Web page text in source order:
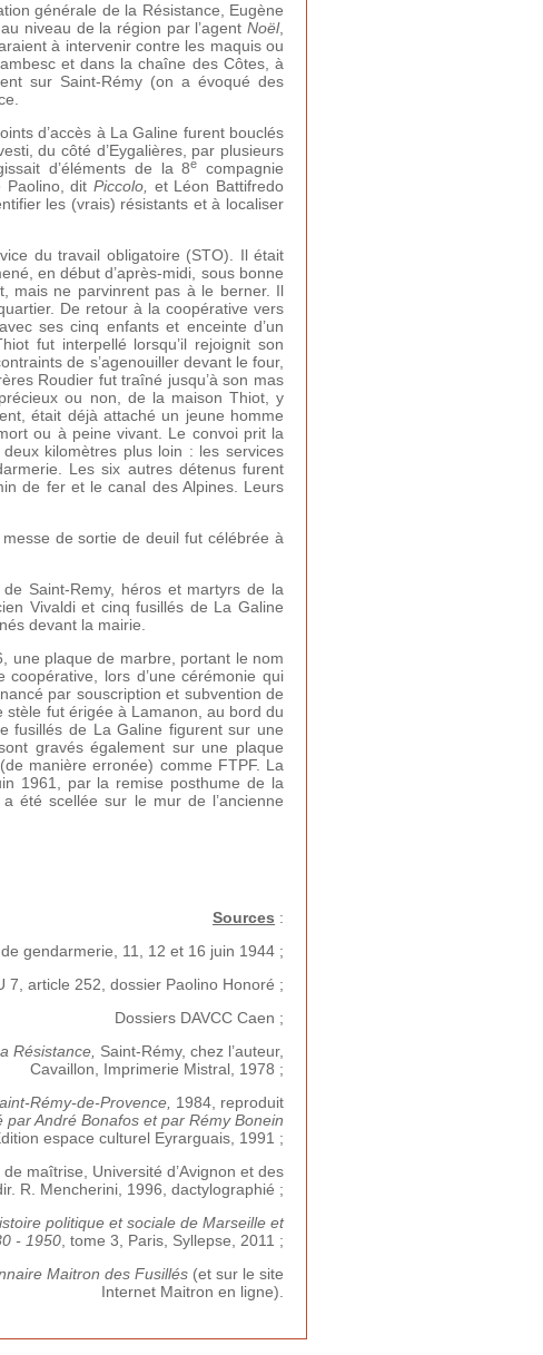
générale de la Résistance, Eugène
niveau de la région par l’agent Noël,
à intervenir contre les maquis ou
et dans la chaîne des Côtes, à
sur Saint-Rémy (on a évoqué des
d’accès à La Galine furent bouclés
du côté d’Eygalières, par plusieurs
d’éléments de la 8e
compagnie
Paolino, dit Piccolo, et Léon Battifredo
les (vrais) résistants et à localiser
du travail obligatoire (STO). Il était
en début d’après-midi, sous bonne
mais ne parvinrent pas à le berner. Il
De retour à la coopérative vers
ses cinq enfants et enceinte d’un
fut interpellé lorsqu’il rejoignit son
de s’agenouiller devant le four,
Roudier fut traîné jusqu’à son mas
ou non, de la maison Thiot, y
était déjà attaché un jeune homme
ou à peine vivant. Le convoi prit la
kilomètres plus loin : les services
Les six autres détenus furent
de fer et le canal des Alpines. Leurs
de sortie de deuil fut célébrée à
Saint-Remy, héros et martyrs de la
Vivaldi et cinq fusillés de La Galine
devant la mairie.
une plaque de marbre, portant le nom
lors d’une cérémonie qui
par souscription et subvention de
stèle fut érigée à Lamanon, au bord du
fusillés de La Galine figurent sur une
gravés également sur une plaque
manière erronée) comme FTPF. La
1961, par la remise posthume de la
a été scellée sur le mur de l’ancienne
Sources :
gendarmerie, 11, 12 et 16 juin 1944 ;
7, article 252, dossier Paolino Honoré ;
Dossiers DAVCC Caen ;
Résistance, Saint-Rémy, chez l’auteur,
Cavaillon, Imprimerie Mistral, 1978 ;
Rémy-de-Provence, 1984, reproduit
par André Bonafos et par Rémy Bonein
espace culturel Eyrarguais, 1991 ;
maîtrise, Université d’Avignon et des
R. Mencherini, 1996, dactylographié ;
politique et sociale de Marseille et
- 1950 , tome 3, Paris, Syllepse, 2011 ;
Maitron des Fusillés (et sur le site
Internet Maitron en ligne).